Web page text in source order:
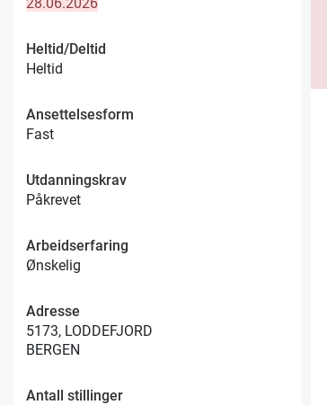
Heltid/Deltid
Heltid
Ansettelsesform
Fast
Utdanningskrav
Påkrevet
Arbeidserfaring
Ønskelig
Adresse
5173, LODDEFJORD
BERGEN
Antall stillinger